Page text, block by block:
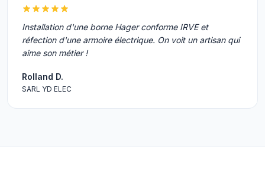
Installation d'une borne Hager conforme IRVE et
réfection d'une armoire électrique. On voit un artisan qui
aime son métier !
Rolland D.
SARL YD ELEC